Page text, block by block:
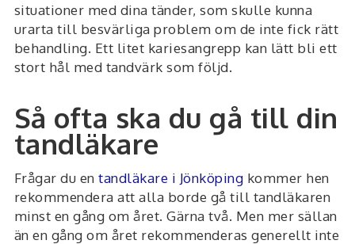
situationer med dina tänder, som skulle kunna
urarta till besvärliga problem om de inte fick rätt
behandling. Ett litet kariesangrepp kan lätt bli ett
stort hål med tandvärk som följd.
Så ofta ska du gå till din
tandläkare
Frågar du entandläkare i Jönköping kommer hen
rekommendera att alla borde gå till tandläkaren
minst en gång om året. Gärna två. Men mer sällan
än en gång om året rekommenderas generellt inte